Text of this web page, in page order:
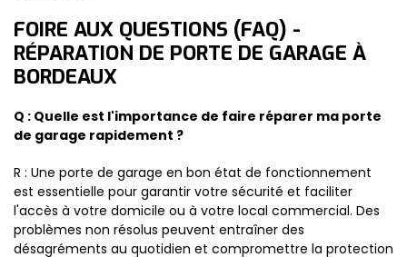
FOIRE AUX QUESTIONS (FAQ) -
RÉPARATION DE PORTE DE GARAGE À
BORDEAUX
Q : Quelle est l'importance de faire réparer ma porte
de garage rapidement ?
R : Une porte de garage en bon état de fonctionnement
est essentielle pour garantir votre sécurité et faciliter
l'accès à votre domicile ou à votre local commercial. Des
problèmes non résolus peuvent entraîner des
désagréments au quotidien et compromettre la protection